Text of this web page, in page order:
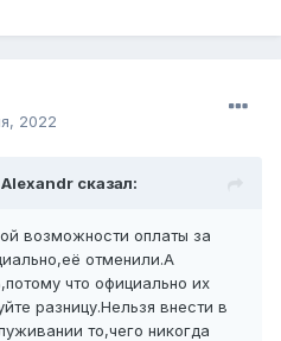
2022
Alexandr сказал:
возможности оплаты за
отменили.А
что официально их
разницу.Нельзя внести в
то,чего никогда